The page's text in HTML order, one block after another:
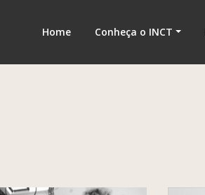
Home Conheça o INCT